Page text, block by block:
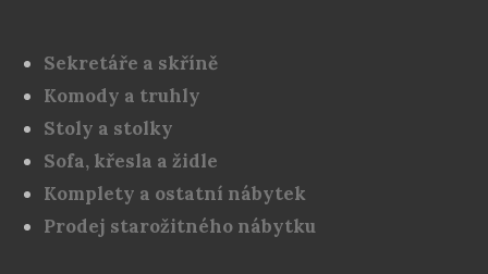
Sekretáře a skříně
Komody a truhly
Stoly a stolky
Sofa, křesla a židle
Komplety a ostatní nábytek
Prodej starožitného nábytku